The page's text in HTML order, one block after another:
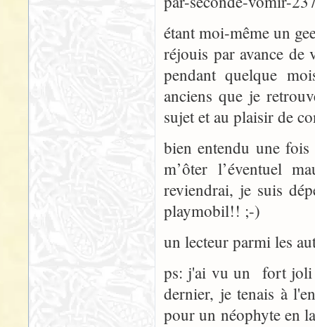
étant moi-même un
réjouis par avance
pendant quelque
anciens que je
sujet et au plaisir de
bien entendu une
m’ôter l’éventuel
reviendrai, je suis
playmobil!! ;-)
un lecteur parmi les
ps: j'ai vu un fort joli
dernier, je tenais à
pour un néophyte en